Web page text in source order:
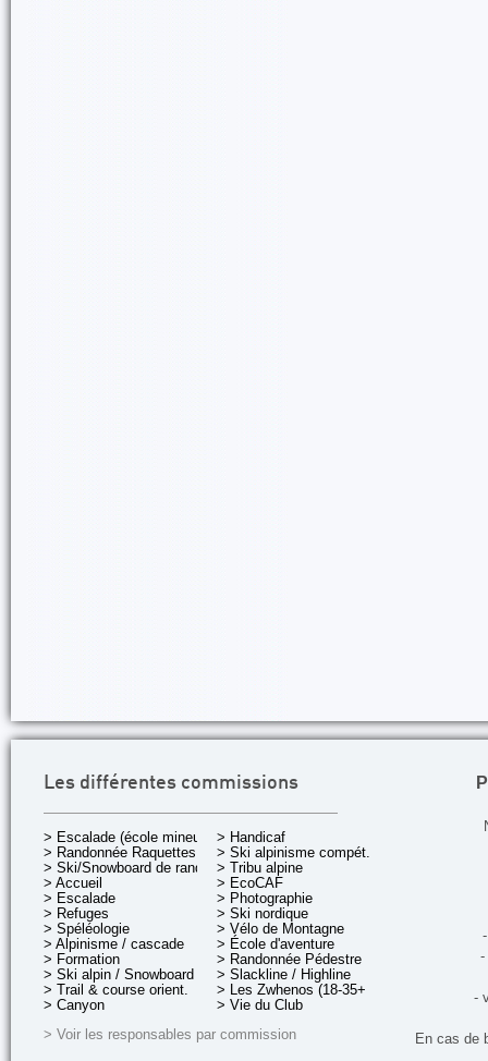
Les différentes commissions
> Escalade (école mineurs)
> Randonnée Raquettes
> Ski/Snowboard de rando.
> Accueil
> Escalade
> Refuges
> Spéléologie
> Alpinisme / cascade
> Formation
> Ski alpin / Snowboard
> Trail & course orient.
> Canyon
> Handicaf
> Ski alpinisme compét.
> Tribu alpine
> EcoCAF
> Photographie
> Ski nordique
> Vélo de Montagne
> École d'aventure
> Randonnée Pédestre
> Slackline / Highline
> Les Zwhenos (18-35+ ans)
> Vie du Club
> Voir les responsables par commission
-
-
En cas de